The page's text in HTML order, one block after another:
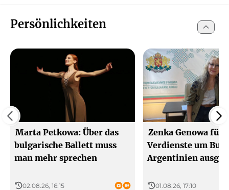
Persönlichkeiten
Marta Petkowa: Über das
bulgarische Ballett muss
man mehr sprechen
02.08.26, 16:15
Zenka Genowa für
Verdienste um
Argentinien
01.08.26, 17:10